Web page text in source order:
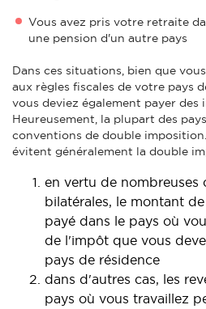
Vous avez pris votre retraite
une pension d'un autre pays
Dans ces situations, bien que
aux règles fiscales de votre pays
vous deviez également payer des
Heureusement, la plupart des
conventions de double
évitent généralement la double
en vertu de nombreuses
bilatérales, le montant
payé dans le pays où
de l'impôt que vous
pays de résidence
dans d'autres cas, les
pays où vous travaillez